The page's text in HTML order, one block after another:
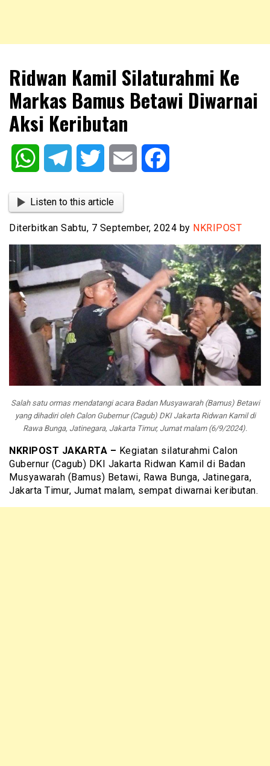
NKRIPOST
Ridwan Kamil Silaturahmi Ke
Markas Bamus Betawi Diwarnai
Aksi Keributan
WhatsAppTelegram Twitter Email
Listen to this article
Diterbitkan Sabtu, 7 September, 2024 by NKRIPOST
Salah satu ormas mendatangi acara Badan Musyawarah (Bamus) Betawi
yang dihadiri oleh Calon Gubernur (Cagub) DKI Jakarta Ridwan Kamil di
Rawa Bunga, Jatinegara, Jakarta Timur, Jumat malam (6/9/2024).
NKRIPOST JAKARTA – Kegiatan silaturahmi Calon
Gubernur (Cagub) DKI Jakarta Ridwan Kamil di Badan
Musyawarah (Bamus) Betawi, Rawa Bunga, Jatinegara,
Jakarta Timur, Jumat malam, sempat diwarnai keributan.